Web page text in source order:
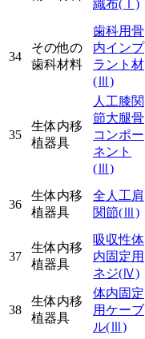
織布(Ⅰ)
34
その他の
歯科材料
歯科用骨
内インプ
ラント材
(Ⅲ)
35
生体内移
植器具
人工膝関
節大腿骨
コンポー
ネント
(Ⅲ)
36
生体内移
植器具
全人工肩
関節(Ⅲ)
37
生体内移
植器具
吸収性体
内固定用
ネジ(Ⅳ)
38
生体内移
植器具
体内固定
用ケーブ
ル(Ⅲ)